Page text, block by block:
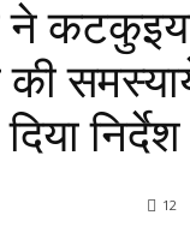
ने
निर्देश
12